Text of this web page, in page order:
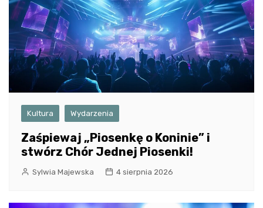
Kultura Wydarzenia
Zaśpiewaj „Piosenkę o Koninie” i
stwórz Chór Jednej Piosenki!
Sylwia Majewska 4 sierpnia 2026